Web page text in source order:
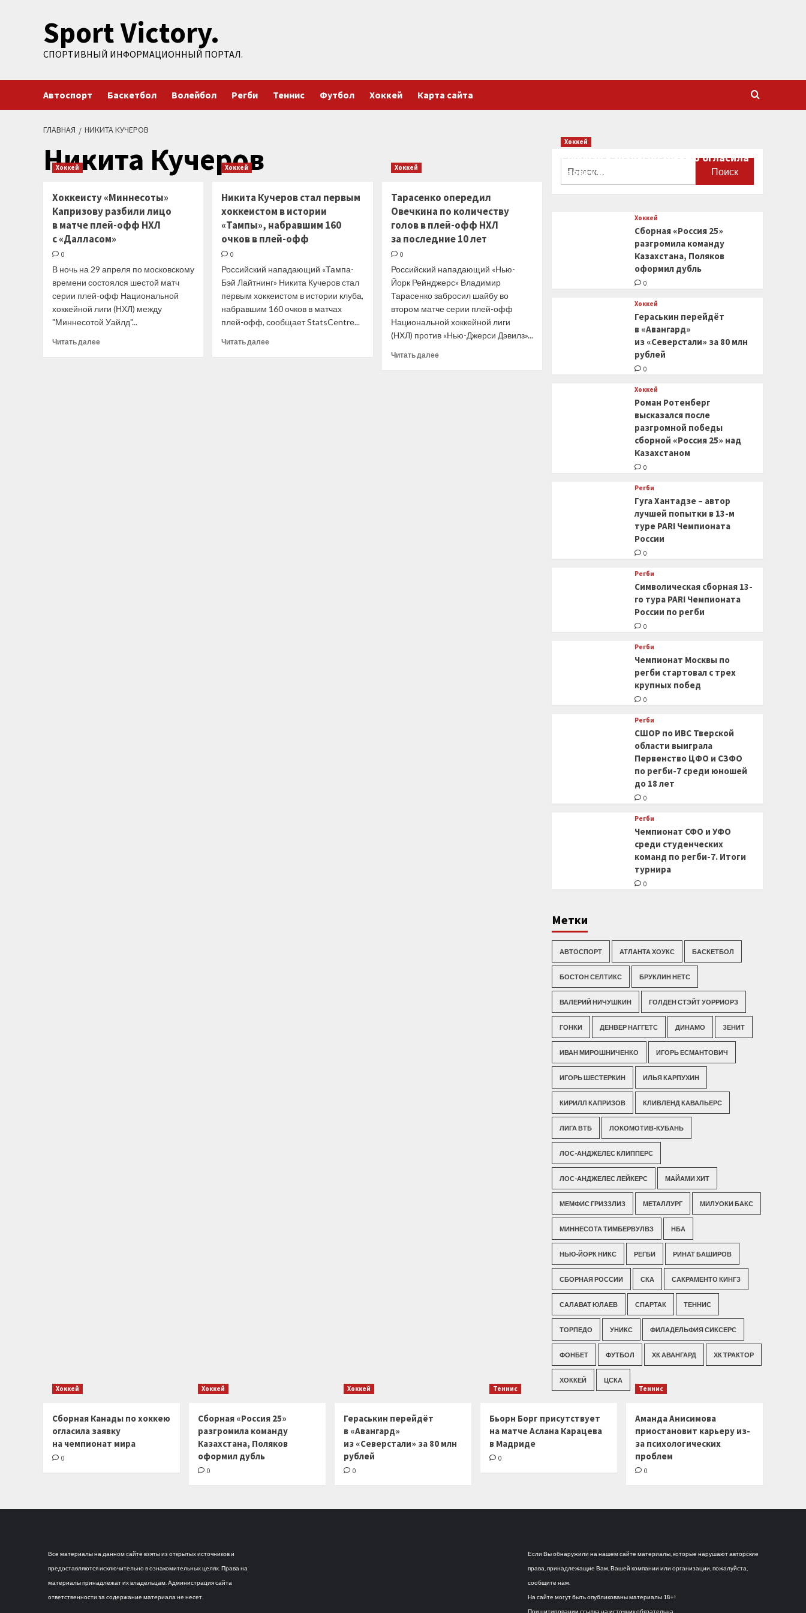
содержимомуSport Victory.
СПОРТИВНЫЙ ИНФОРМАЦИОННЫЙ ПОРТАЛ.
Автоспорт Баскетбол Волейбол Регби Теннис Футбол Хоккей Карта сайта
ГЛАВНАЯ НИКИТА КУЧЕРОВ
Никита Кучеров
Хоккей
Хоккеисту «Миннесоты»
Капризову разбили лицо
в матче плей-офф НХЛ
с «Далласом»
0
В ночь на 29 апреля по московскому
времени состоялся шестой матч
серии плей-офф Национальной
хоккейной лиги (НХЛ) между
"Миннесотой Уайлд"...
Читать далееПрочитать
Хоккей
Никита Кучеров стал первым
хоккеистом в истории
«Тампы», набравшим 160
очков в плей-офф
0
Российский нападающий «Тампа-
Бэй Лайтнинг» Никита Кучеров стал
первым хоккеистом в истории клуба,
набравшим 160 очков в матчах
плей-офф, сообщает StatsCentre...
Читать далееПрочитать
Хоккей
Тарасенко опередил
Овечкина по количеству
голов в плей-офф НХЛ
за последние 10 лет
0
Российский нападающий «Нью-
Йорк Рейнджерс» Владимир
Тарасенко забросил шайбу во
втором матче серии плей-офф
Национальной хоккейной лиги
(НХЛ) против «Нью-Джерси Дэвилз»...
Читать далееПрочитать
Хоккей
Сборная Канады по хоккею огласила
заявку на чемпионат мира
Хоккей
Сборная «Россия 25»
разгромила команду
Казахстана, Поляков
оформил дубль
0
Хоккей
Гераськин перейдёт
в «Авангард»
из «Северстали» за 80 млн
рублей
0
Хоккей
Роман Ротенберг
высказался после
разгромной победы
сборной «Россия 25» над
Казахстаном
0
Регби
Гуга Хантадзе – автор
лучшей попытки в 13-м
туре PARI Чемпионата
России
0
Регби
Символическая сборная 13-
го тура PARI Чемпионата
России по регби
0
Регби
Чемпионат Москвы по
регби стартовал с трех
крупных побед
0
Регби
СШОР по ИВС Тверской
области выиграла
Первенство ЦФО и СЗФО
по регби-7 среди юношей
до 18 лет
0
Регби
Чемпионат СФО и УФО
среди студенческих
команд по регби-7. Итоги
турнира
0
Метки
АВТОСПОРТ АТЛАНТА ХОУКС БАСКЕТБОЛ
БОСТОН СЕЛТИКС БРУКЛИН НЕТС
ВАЛЕРИЙ НИЧУШКИН ГОЛДЕН СТЭЙТ УОРРИОРЗ
ГОНКИ ДЕНВЕР НАГГЕТС ДИНАМО ЗЕНИТ
ИВАН МИРОШНИЧЕНКО ИГОРЬ ЕСМАНТОВИЧ
ИГОРЬ ШЕСТЕРКИН ИЛЬЯ КАРПУХИН
КИРИЛЛ КАПРИЗОВ КЛИВЛЕНД КАВАЛЬЕРС
ЛИГА ВТБ ЛОКОМОТИВ-КУБАНЬ
ЛОС-АНДЖЕЛЕС КЛИППЕРС
ЛОС-АНДЖЕЛЕС ЛЕЙКЕРС МАЙАМИ ХИТ
МЕМФИС ГРИЗЗЛИЗ МЕТАЛЛУРГ МИЛУОКИ БАКС
МИННЕСОТА ТИМБЕРВУЛВЗ НБА
НЬЮ-ЙОРК НИКС РЕГБИ РИНАТ БАШИРОВ
СБОРНАЯ РОССИИ СКА САКРАМЕНТО КИНГЗ
САЛАВАТ ЮЛАЕВ СПАРТАК ТЕННИС
ТОРПЕДО УНИКС ФИЛАДЕЛЬФИЯ СИКСЕРС
ФОНБЕТ ФУТБОЛ ХК АВАНГАРД ХК ТРАКТОР
ХОККЕЙ ЦСКА
Хоккей
Сборная Канады по хоккею
огласила заявку
на чемпионат мира
0
Хоккей
Сборная «Россия 25»
разгромила команду
Казахстана, Поляков
оформил дубль
0
Хоккей
Гераськин перейдёт
в «Авангард»
из «Северстали» за 80 млн
рублей
0
Теннис
Бьорн Борг присутствует
на матче Аслана Карацева
в Мадриде
0
Теннис
Аманда Анисимова
приостановит карьеру из-
за психологических
проблем
0
Все материалы на данном сайте взяты из открытых источников и
предоставляются исключительно в ознакомительных целях. Права на
материалы принадлежат их владельцам. Администрация сайта
ответственности за содержание материала не несет.
Если Вы обнаружили на нашем сайте материалы, которые нарушают авторские
права, принадлежащие Вам, Вашей компании или организации, пожалуйста,
сообщите нам.
На сайте могут быть опубликованы материалы 18+!
При цитировании ссылка на источник обязательна.